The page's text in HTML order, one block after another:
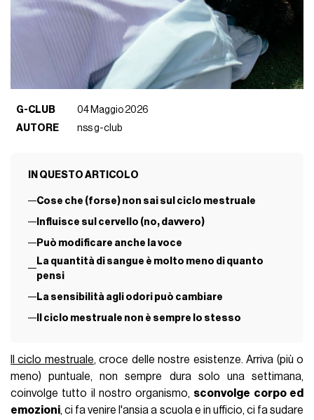
G-CLUB
04 Maggio 2026
AUTORE
nss g-club
IN QUESTO ARTICOLO
Cose che (forse) non sai sul ciclo mestruale
Influisce sul cervello (no, davvero)
Può modificare anche la voce
La quantità di sangue è molto meno di quanto
pensi
La sensibilità agli odori può cambiare
Il ciclo mestruale non è sempre lo stesso
Il ciclo mestruale, croce delle nostre esistenze. Arriva (più o
meno) puntuale, non sempre dura solo una settimana,
coinvolge tutto il nostro organismo, sconvolge corpo ed
emozioni, ci fa venire l'ansia a scuola e in ufficio, ci fa sudare